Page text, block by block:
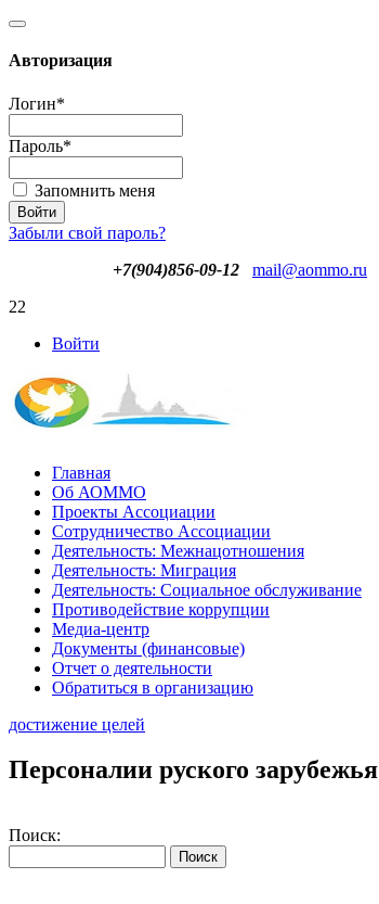
Авторизация
Логин*
Пароль*
Запомнить меня
Забыли свой пароль?
+7(904)856-09-12
mail@aommo.ru
22
Войти
Главная
Об АОММО
Проекты Ассоциации
Сотрудничество Ассоциации
Деятельность: Межнацотношения
Деятельность: Миграция
Деятельность: Социальное обслуживание
Противодействие коррупции
Медиа-центр
Документы (финансовые)
Отчет о деятельности
Обратиться в организацию
достижение целей
Персоналии руского зарубежья
Поиск: